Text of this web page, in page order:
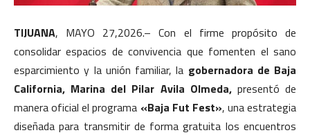
TIJUANA, MAYO 27,2026.– Con el firme propósito de
consolidar espacios de convivencia que fomenten el sano
esparcimiento y la unión familiar, la gobernadora de Baja
California, Marina del Pilar Avila Olmeda,presentó de
manera oficial el programa «Baja Fut Fest», una estrategia
diseñada para transmitir de forma gratuita los encuentros